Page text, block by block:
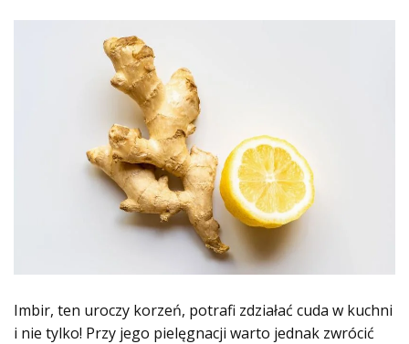
Imbir, ten uroczy korzeń, potrafi zdziałać cuda w kuchni
i nie tylko! Przy jego pielęgnacji warto jednak zwrócić